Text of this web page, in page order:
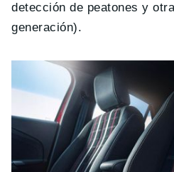
detección de peatones y
generación).